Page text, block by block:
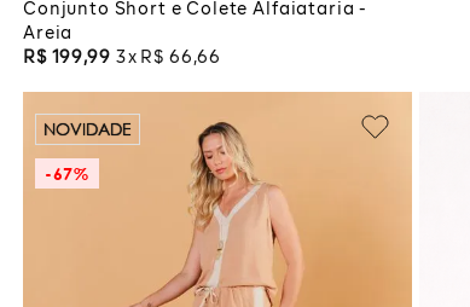
Conjunto Short e Colete Alfaiataria -
Areia
R$ 199,99 3 R$ 66 ,66
NOVIDADE
-67%